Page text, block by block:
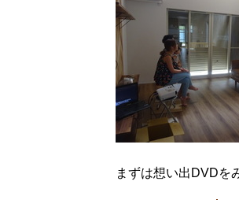
まずは想い出DVDを